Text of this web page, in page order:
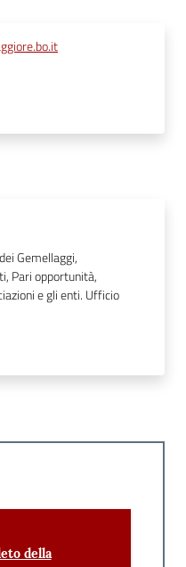
Gemellaggi,
Pari opportunità,
e gli enti. Ufficio
della